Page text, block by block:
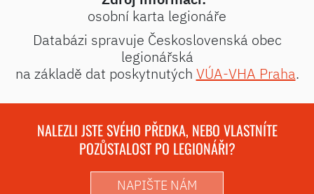
osobní karta legionáře
Databázi spravuje Československá obec
legionářská
na základě dat poskytnutých VÚA-VHA Praha.
NALEZLI JSTE SVÉHO PŘEDKA, NEBO VLASTNÍTE
POZŮSTALOST PO LEGIONÁŘI?
NAPIŠTE NÁM